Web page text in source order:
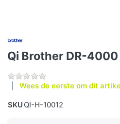
Qi Brother DR-
Wees de eerste om dit
SKU QI-H-10012